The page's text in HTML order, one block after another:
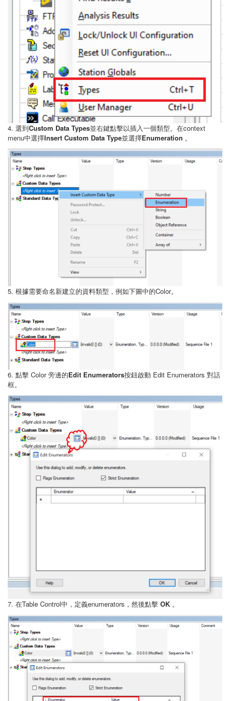
4. 選到Custom Data Types並右鍵點擊以插入一個類型。在context
menu中選擇Insert Custom Data Type並選擇Enumeration 。
5. 根據需要命名新建立的資料類型，例如下圖中的Color。
6. 點擊 Color 旁邊的Edit Enumerators按鈕啟動 Edit Enumerators 對話
框。
7. 在Table Control中，定義enumerators，然後點擊 OK 。